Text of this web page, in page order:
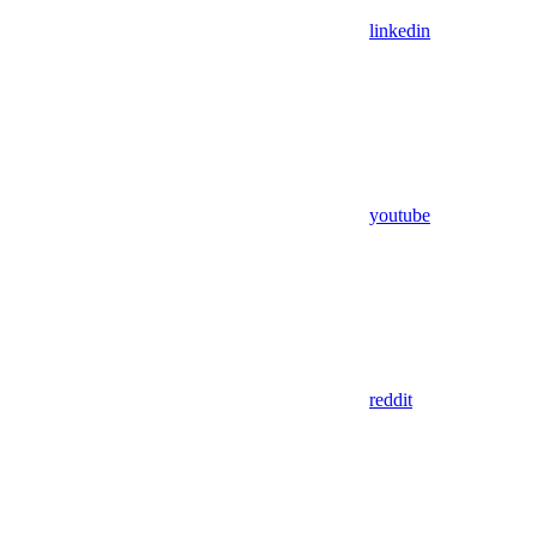
linkedin
youtube
reddit